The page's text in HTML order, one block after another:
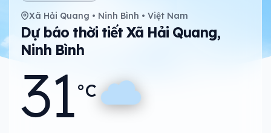
Xã Hải Quang • Ninh Bình • Việt Nam
Dự báo thời tiết Xã Hải Quang,
Ninh Bình
31°C